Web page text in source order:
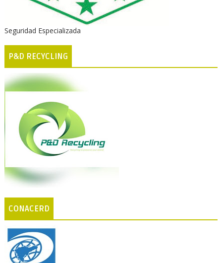
Seguridad Especializada
P&D RECYCLING
CONACERD